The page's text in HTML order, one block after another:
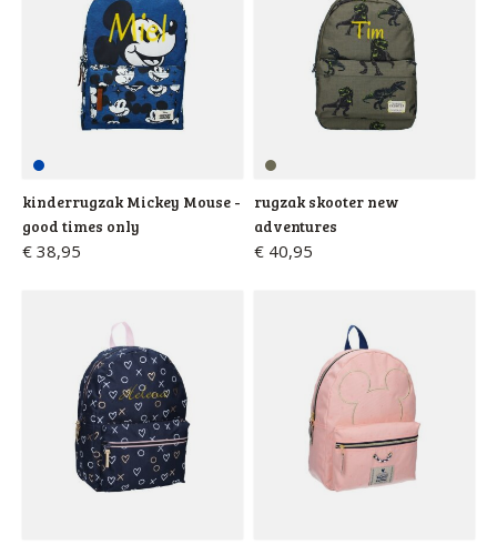
kinderrugzak Mickey Mouse -
good times only
€ 38,95
rugzak skooter new
adventures
€ 40,95